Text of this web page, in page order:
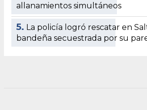
allanamientos simultáneos
5. La policía logró rescatar en
bandeña secuestrada por su